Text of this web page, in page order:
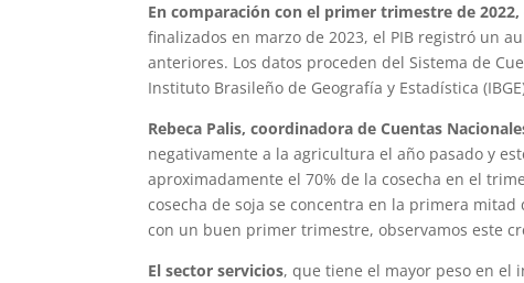
En comparación con el primer trimestre de 2022,
finalizados en marzo de 2023, el PIB registró un
anteriores. Los datos proceden del Sistema de
Instituto Brasileño de Geografía y Estadística
Rebeca Palis, coordinadora de Cuentas
negativamente a la agricultura el año pasado y
aproximadamente el 70% de la cosecha en el
cosecha de soja se concentra en la primera
con un buen primer trimestre, observamos este
El sector servicios, que tiene el mayor peso en el